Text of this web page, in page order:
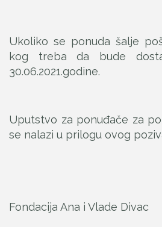
Ukoliko se ponuda šalje
kog treba da bude
30.06.2021.godine.
Uputstvo za ponuđače za
se nalazi u prilogu ovog
Fondacija Ana i Vlade Divac